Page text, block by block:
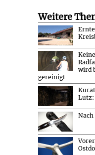
Weitere
wird
gereinigt
Lutz: